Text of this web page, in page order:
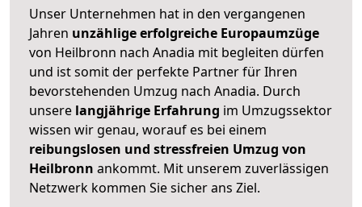
Unser Unternehmen hat in den vergangenen
Jahren unzählige erfolgreiche Europaumzüge
von Heilbronn nach Anadia mit begleiten dürfen
und ist somit der perfekte Partner für Ihren
bevorstehenden Umzug nach Anadia. Durch
unsere langjährige Erfahrung im Umzugssektor
wissen wir genau, worauf es bei einem
reibungslosen und stressfreien Umzug von
Heilbronn ankommt. Mit unserem zuverlässigen
Netzwerk kommen Sie sicher ans Ziel.